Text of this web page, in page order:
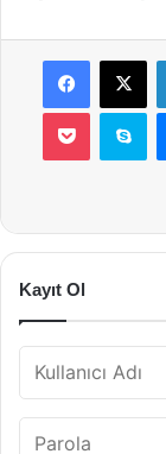
Facebook
X
Pocket
Kayıt Ol